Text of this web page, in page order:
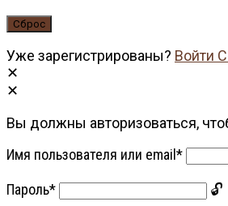
Уже зарегистрированы? Войти
Вы должны авторизоваться,
Имя пользователя или email *
Пароль*